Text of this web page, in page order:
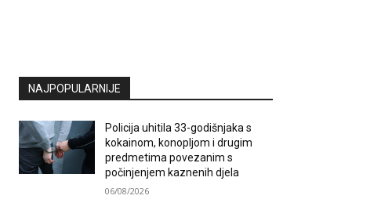
NAJPOPULARNIJE
Policija uhitila 33-godišnjaka s
kokainom, konopljom i drugim
predmetima povezanim s
počinjenjem kaznenih djela
06/08/2026